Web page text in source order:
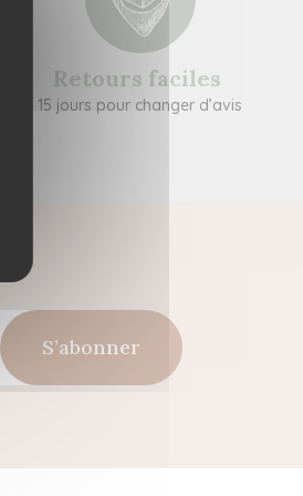
Retours faciles
15 jours pour changer d’avis
S’abonner